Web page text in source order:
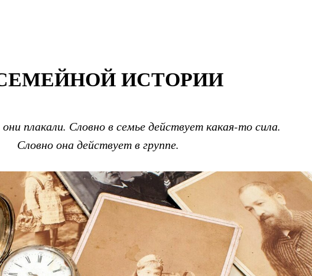
ИСТОРИИ
плакали. Словно в семье действует какая-то сила.
Словно она действует в группе.